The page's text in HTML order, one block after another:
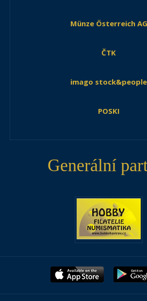
Münze Österreich AG
ČTK
imago stock&people
POSKI
Generální